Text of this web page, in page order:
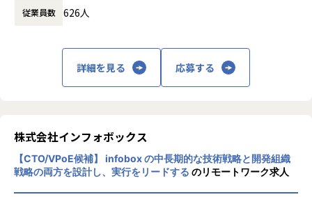
の２つのプロダクトを開発しています。
「クリエイター向けプロダクト：UUUM ONE for Creators」
UUUMとクリエイター間のタッチポイントであるWebやプッ
シュ通知などのUI/UXを滑らかにし、クリエイターの収益や
コンテンツを管理するだけでなく、収益最大化や創作活動の
ージメントの強化、収益機会の提供、やりた
は多岐に渡ります。
また、事業はそれだけに留まらず、新たなプ
やゲームアプリの企画・運営も行うなど、常
に今までにない楽しみを「コドモゴコロ」あ
る発想で生み出し、新たな文化・価値を創造
するコンテンツカンパニーとして成長を続け
ております。
従業員数 626人
詳細を見る 応募する
株式会社インフォボックス
【CTO/VPoE候補】 infobox の中長期的な技術戦略と開発組織
戦略の両方を設計し、実行をリードする のリモートワーク求人